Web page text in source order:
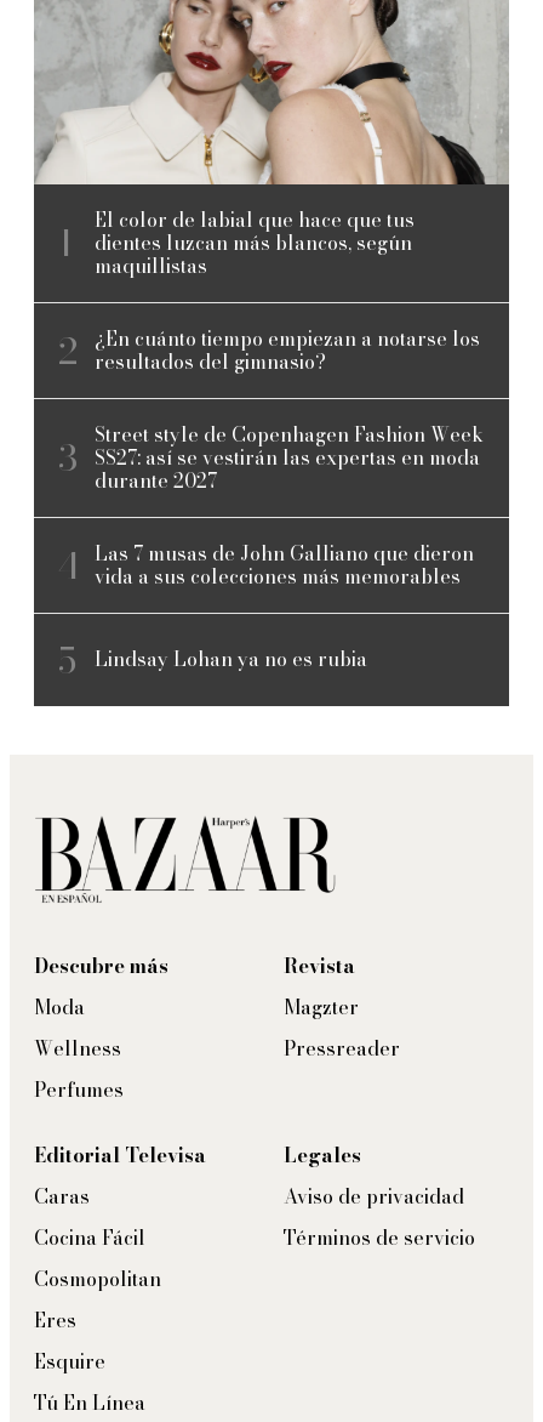
El color de labial que hace que tus
dientes luzcan más blancos, según
maquillistas
¿En cuánto tiempo empiezan a notarse los
resultados del gimnasio?
Street style de Copenhagen Fashion Week
SS27: así se vestirán las expertas en moda
durante 2027
Las 7 musas de John Galliano que dieron
vida a sus colecciones más memorables
Lindsay Lohan ya no es rubia
Descubre más
Moda
Wellness
Perfumes
Revista
Magzter
Pressreader
Editorial Televisa
Caras
Cocina Fácil
Cosmopolitan
Eres
Esquire
Tú En Línea
Legales
Aviso de privacidad
Términos de servicio